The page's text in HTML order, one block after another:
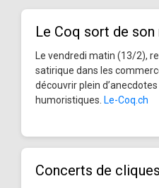
Le Coq sort de son
Le vendredi matin (13/2),
satirique dans les
découvrir plein
humoristiques. Le-Coq.ch
Concerts de cliques